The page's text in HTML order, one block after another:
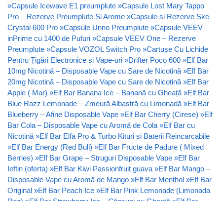
»Capsule Icewave E1 preumplute »Capsule Lost Mary Tappo
Pro – Rezerve Preumplute Și Arome »Capsule si Rezerve Ske
Crystal 600 Pro »Capsule Unno Preumplute »Capsule VEEV
inPrime cu 1400 de Pufuri »Capsule VEEV One – Rezerve
Preumplute »Capsule VOZOL Switch Pro »Cartușe Cu Lichide
Pentru Țigări Electronice si Vape-uri »Drifter Poco 600 »Elf Bar
10mg Nicotină – Disposable Vape cu Sare de Nicotină »Elf Bar
20mg Nicotină – Disposable Vape cu Sare de Nicotină »Elf Bar
Apple ( Mar) »Elf Bar Banana Ice – Banană cu Gheață »Elf Bar
Blue Razz Lemonade – Zmeură Albastră cu Limonadă »Elf Bar
Blueberry – Afine Disposable Vape »Elf Bar Cherry (Cirese) »Elf
Bar Cola – Disposable Vape cu Aromă de Cola »Elf Bar cu
Nicotină »Elf Bar Elfa Pro & Turbo Kituri si Baterii Reincarcabile
»Elf Bar Energy (Red Bull) »Elf Bar Fructe de Padure ( Mixed
Berries) »Elf Bar Grape – Struguri Disposable Vape »Elf Bar
Ieftin (oferta) »Elf Bar Kiwi Passionfruit guava »Elf Bar Mango –
Disposable Vape cu Aromă de Mango »Elf Bar Menthol »Elf Bar
Original »Elf Bar Peach Ice »Elf Bar Pink Lemonade (Limonada